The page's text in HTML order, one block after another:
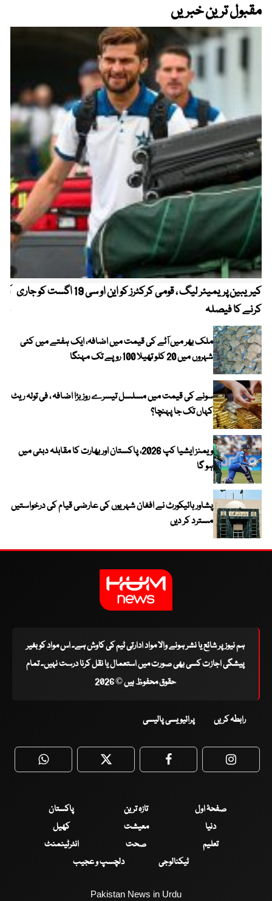
مقبول ترین خبریں
کیریبین پریمیئر لیگ ، قومی کرکٹرز کو این او سی 19 اگست کو جاری
کرنے کا فیصلہ
ملک بھر میں آٹے کی قیمت میں اضافہ، ایک ہفتے میں کئی
شہروں میں 20 کلو تھیلا 100 روپے تک مہنگا
سونے کی قیمت میں مسلسل تیسرے روز بڑا اضافہ ، فی تولہ ریٹ
کہاں تک جا پہنچا؟
ویمنز ایشیا کپ 2026، پاکستان اور بھارت کا مقابلہ دبئی میں
ہو گا
پشاور ہائیکورٹ نے افغان شہریوں کی عارضی قیام کی درخواستیں
مسترد کر دیں
ہم نیوز پر شائع یا نشر ہونے والا مواد ادارتی ٹیم کی کاوش ہے۔ اس مواد کو بغیر
پیشگی اجازت کسی بھی صورت میں استعمال یا نقل کرنا درست نہیں۔ تمام
حقوق محفوظ ہیں © 2026
رابطہ کریں پرائیویسی پالیسی
WhatsApp Twitter Facebook
صفحۂ اول تازہ ترین
پاکستان
دنیا
معیشت
کھیل
تعلیم
صحت
انٹرٹینمنٹ
ٹیکنالوجی
دلچسپ و عجیب
Pakistan News in Urdu